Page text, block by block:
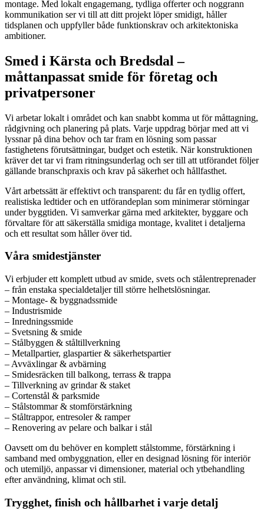
montage. Med lokalt engagemang, tydliga offerter och noggrann
kommunikation ser vi till att ditt projekt löper smidigt, håller
tidsplanen och uppfyller både funktionskrav och arkitektoniska
ambitioner.
Smed i Kärsta och Bredsdal –
måttanpassat smide för företag och
privatpersoner
Vi arbetar lokalt i området och kan snabbt komma ut för måttagning,
rådgivning och planering på plats. Varje uppdrag börjar med att vi
lyssnar på dina behov och tar fram en lösning som passar
fastighetens förutsättningar, budget och estetik. När konstruktionen
kräver det tar vi fram ritningsunderlag och ser till att utförandet följer
gällande branschpraxis och krav på säkerhet och hållfasthet.
Vårt arbetssätt är effektivt och transparent: du får en tydlig offert,
realistiska ledtider och en utförandeplan som minimerar störningar
under byggtiden. Vi samverkar gärna med arkitekter, byggare och
förvaltare för att säkerställa smidiga montage, kvalitet i detaljerna
och ett resultat som håller över tid.
Våra smidestjänster
Vi erbjuder ett komplett utbud av smide, svets och stålentreprenader
– från enstaka specialdetaljer till större helhetslösningar.
– Montage- & byggnadssmide
– Industrismide
– Inredningssmide
– Svetsning & smide
– Stålbyggen & ståltillverkning
– Metallpartier, glaspartier & säkerhetspartier
– Avväxlingar & avbärning
– Smidesräcken till balkong, terrass & trappa
– Tillverkning av grindar & staket
– Cortenstål & parksmide
– Stålstommar & stomförstärkning
– Ståltrappor, entresoler & ramper
– Renovering av pelare och balkar i stål
Oavsett om du behöver en komplett stålstomme, förstärkning i
samband med ombyggnation, eller en designad lösning för interiör
och utemiljö, anpassar vi dimensioner, material och ytbehandling
efter användning, klimat och stil.
Trygghet, finish och hållbarhet i varje detalj